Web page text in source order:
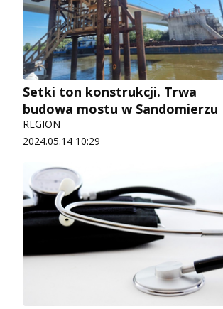
Setki ton konstrukcji. Trwa
budowa mostu w Sandomierzu
REGION
2024.05.14 10:29